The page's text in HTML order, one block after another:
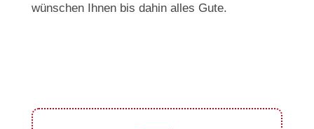
wünschen Ihnen bis dahin alles Gute.